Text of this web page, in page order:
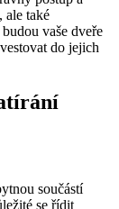
ale také
vaše dveře
do jejich
součástí
se řídit